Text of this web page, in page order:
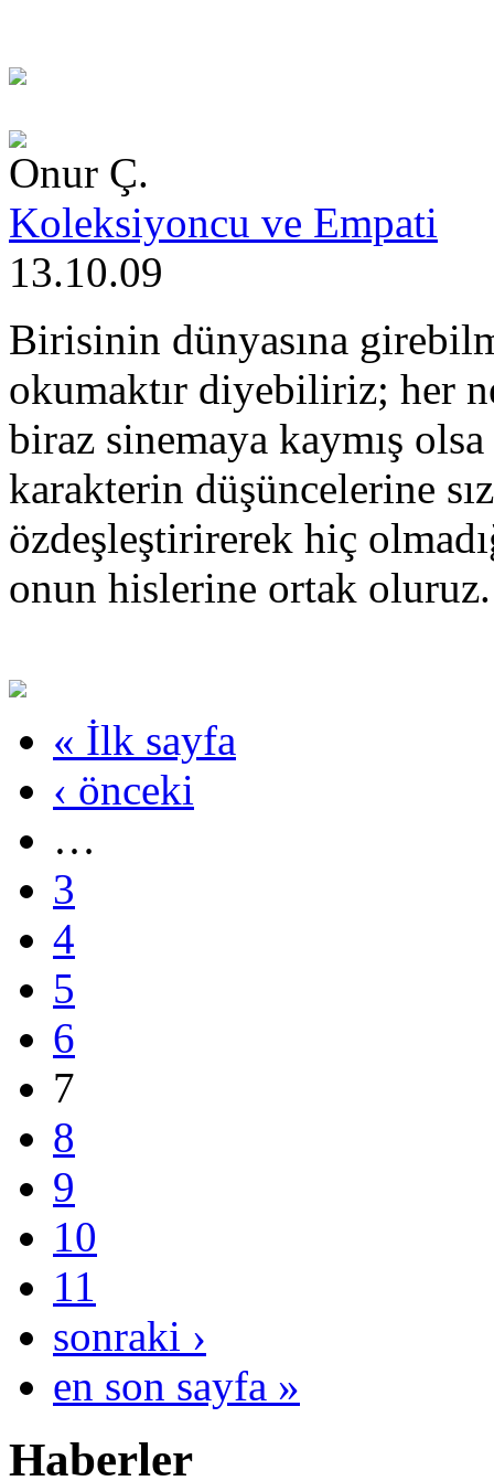
Onur Ç.
Koleksiyoncu ve Empati
13.10.09
Birisinin dünyasına
okumaktır diyebiliriz; her
biraz sinemaya kaymış
karakterin düşüncelerine
özdeşleştirirerek hiç
onun hislerine ortak oluruz.
« İlk sayfa
‹ önceki
…
3
4
5
6
7
8
9
10
11
sonraki ›
en son sayfa »
Haberler